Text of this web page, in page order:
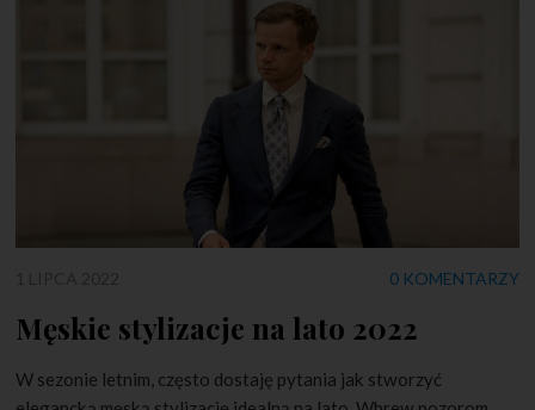
0 KOMENTARZY
Męskie stylizacje na lato 2022
W sezonie letnim, często dostaję pytania jak stworzyć